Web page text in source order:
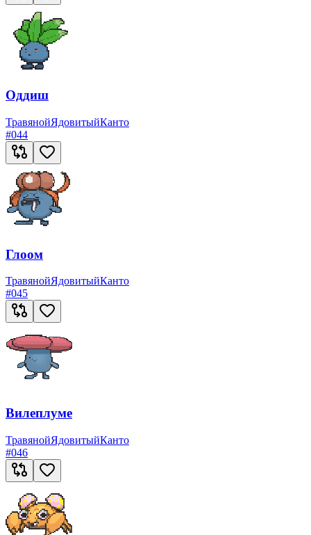
Оддиш
ТравянойЯдовитыйКанто
#044
Глоом
ТравянойЯдовитыйКанто
#045
Вилеплуме
ТравянойЯдовитыйКанто
#046